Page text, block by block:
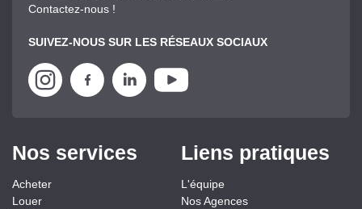
Contactez-nous !
SUIVEZ-NOUS SUR LES RÉSEAUX SOCIAUX
Nos services
Acheter
Louer
Liens pratiques
L'équipe
Nos Agences